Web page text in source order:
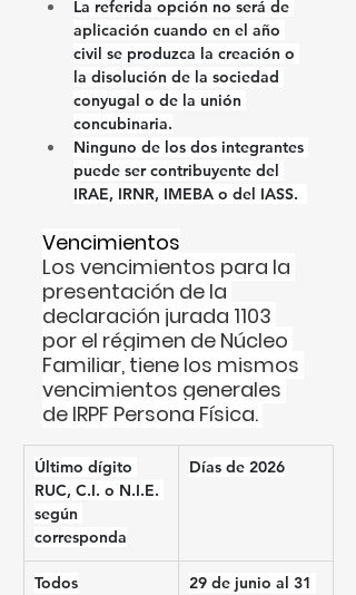
La referida opción no será de
aplicación cuando en el año
civil se produzca la creación o
la disolución de la sociedad
conyugal o de la unión
concubinaria.
Ninguno de los dos integrantes
puede ser contribuyente del
IRAE, IRNR, IMEBA o del IASS.
Vencimientos
Los vencimientos para la
presentación de la
declaración jurada 1103
por el régimen de Núcleo
Familiar, tiene los mismos
vencimientos generales
de IRPF Persona Física.
Último dígito
RUC, C.I. o N.I.E.
según
corresponda
Días de 2026
Todos
29 de junio al 31